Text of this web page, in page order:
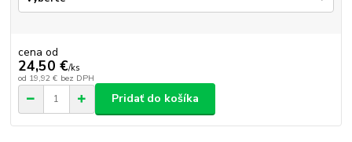
cena od
24,50 €/ks
od 19,92 € bez DPH
Pridať do košíka